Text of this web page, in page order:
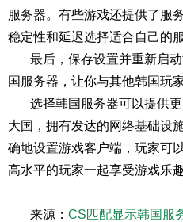
服务器。有些游戏还提供了服
稳定性和延迟选择适合自己的服
最后，保存设置并重新启
国服务器，让你与其他韩国玩
选择韩国服务器可以提供
大国，拥有发达的网络基础设
确地设置游戏客户端，玩家可
高水平的玩家一起享受游戏乐趣
来源： CS匹配显示韩国服